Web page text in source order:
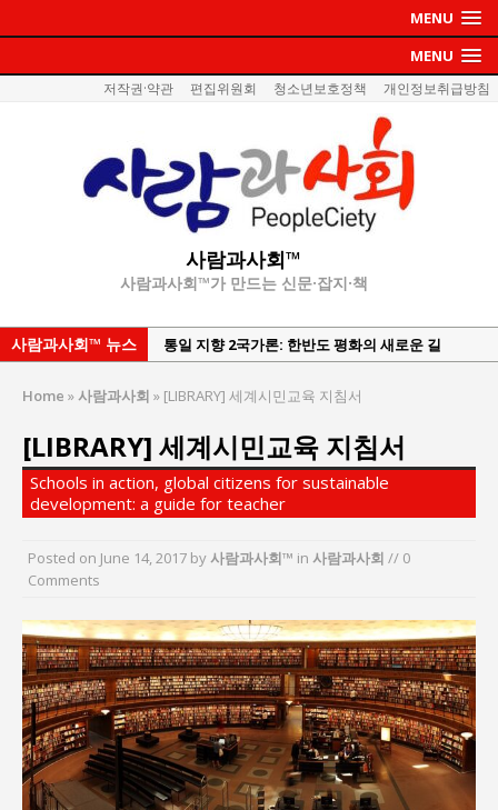
MENU
MENU
저작권·약관 편집위원회 청소년보호정책 개인정보취급방침
사람과사회™
사람과사회™가 만드는 신문·잡지·책
사람과사회™ 뉴스
강산건설 박재윤 강제추행 사건, 무엇이 문제인가?
세미나 개최
서효석 충청향우회중앙회 총재 취임 논란 확산
지방의회 공약은 ‘빛 좋은 개살구’인가?
창동 다우아트리체 ‘3년의 멈춤’…채권자들이 강산
창동 다우아트리체 채권자들, “정상 분양 막혀 피
해 장기화”…강산건설 규탄 집회
이홍원 작가, 생활문화상품 4종 판매
통일 지향 2국가론: 한반도 평화의 새로운 길
Home »사람과사회 » [LIBRARY] 세계시민교육 지침서
[LIBRARY] 세계시민교육 지침서
Schools in action, global citizens for sustainable
development: a guide for teacher
Posted on June 14, 2017 by사람과사회™ in 사람과사회 // 0
Comments